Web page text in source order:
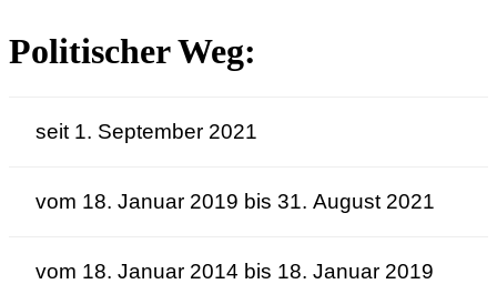
Politischer Weg:
seit 1. September 2021
vom 18. Januar 2019 bis 31. August 2021
vom 18. Januar 2014 bis 18. Januar 2019